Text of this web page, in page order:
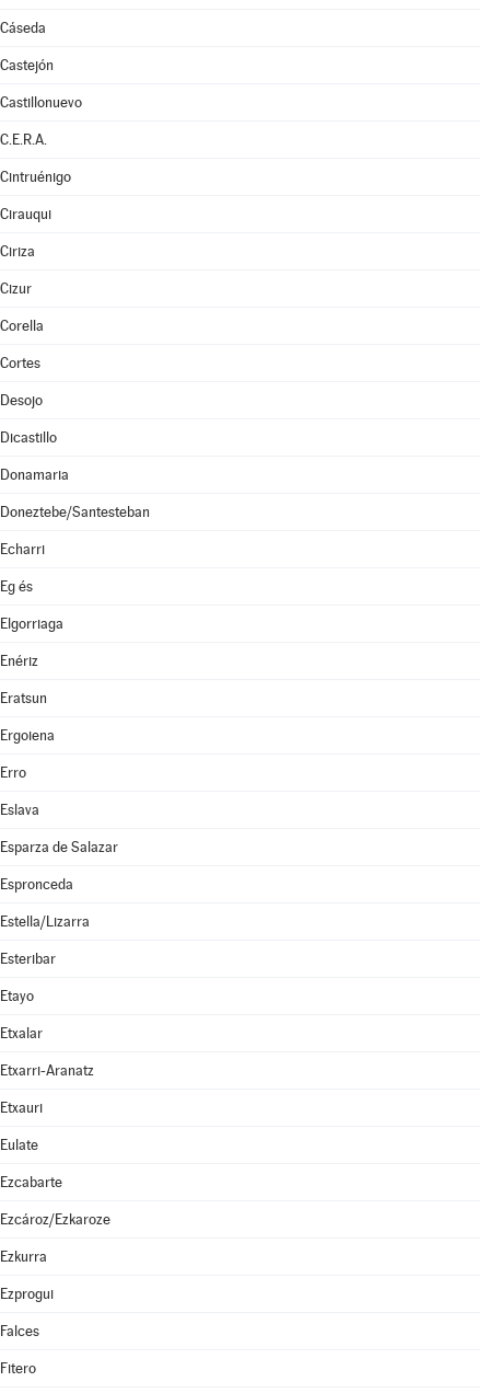
Cáseda
Castejón
Castillonuevo
C.E.R.A.
Cintruénigo
Cirauqui
Ciriza
Cizur
Corella
Cortes
Desojo
Dicastillo
Donamaria
Doneztebe/Santesteban
Echarri
Eg és
Elgorriaga
Enériz
Eratsun
Ergoiena
Erro
Eslava
Esparza de Salazar
Espronceda
Estella/Lizarra
Esteribar
Etayo
Etxalar
Etxarri-Aranatz
Etxauri
Eulate
Ezcabarte
Ezcároz/Ezkaroze
Ezkurra
Ezprogui
Falces
Fitero